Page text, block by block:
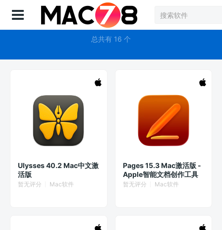
登录
电子书
总共有 16 个
Ulysses 40.2 Mac中文激
活版
暂无评分 Mac软件
Pages 15.3 Mac激活版 -
Apple智能文档创作工具
暂无评分 Mac软件